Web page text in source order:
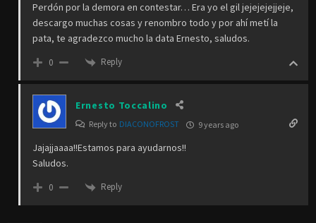
Perdón por la demora en contestar… Era yo el gil jejejejejjeje,
descargo muchas cosas y renombro todo y por ahí metí la
pata, te agradezco mucho la data Ernesto, saludos.
0 Reply
Ernesto Toccalino
Reply to DIACONOFROST 9 years ago
Jajajjaaaa!!Estamos para ayudarnos!!
Saludos.
0 Reply